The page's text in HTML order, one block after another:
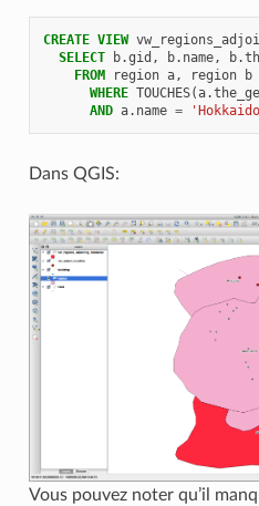
CREATE VIEW
SELECT
b.gid , b. name, b.
FROM
region a, region
b
WHERE TOUCHES(a.
AND a. name =
Dans QGIS:
Vous pouvez noter qu’il